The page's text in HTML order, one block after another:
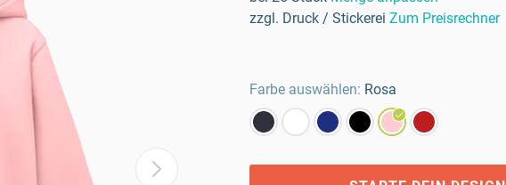
zzgl. Druck / Stickerei Zum Preisrechner
Farbe auswählen: Rosa